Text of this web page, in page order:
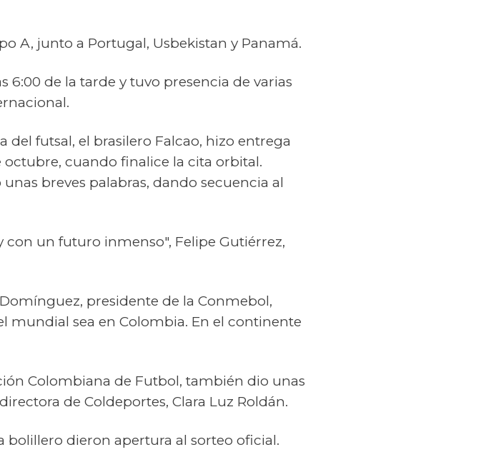
A, junto a Portugal, Usbekistan y Panamá.
6:00 de la tarde y tuvo presencia de varias
futsal, el brasilero Falcao, hizo entrega
octubre, cuando finalice la cita orbital.
breves palabras, dando secuencia al
un futuro inmenso", Felipe Gutiérrez,
presidente de la Conmebol,
mundial sea en Colombia. En el continente
Colombiana de Futbol, también dio unas
de Coldeportes, Clara Luz Roldán.
bolillero dieron apertura al sorteo oficial.